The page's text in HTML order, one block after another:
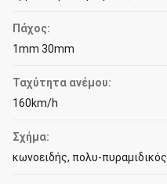
Πάχος:
1mm 30mm
Ταχύτητα ανέμου:
160km/h
Σχήμα:
κωνοειδής, πολυ-